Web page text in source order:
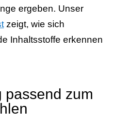
ergeben. Unser
zeigt, wie sich
Inhaltsstoffe erkennen
passend zum